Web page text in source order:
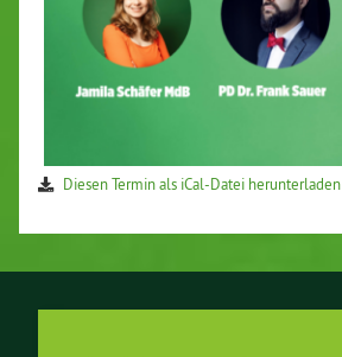
Diesen Termin als iCal-Da­tei her­un­ter­la­den